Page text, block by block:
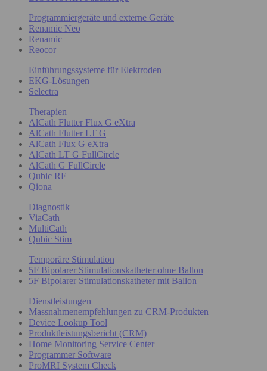
Programmiergeräte und externe Geräte
Renamic Neo
Renamic
Reocor
Einführungssysteme für Elektroden
EKG-Lösungen
Selectra
Therapien
AlCath Flutter Flux G eXtra
AlCath Flutter LT G
AlCath Flux G eXtra
AlCath LT G FullCircle
AlCath G FullCircle
Qubic RF
Qiona
Diagnostik
ViaCath
MultiCath
Qubic Stim
Temporäre Stimulation
5F Bipolarer Stimulationskatheter ohne Ballon
5F Bipolarer Stimulationskatheter mit Ballon
Dienstleistungen
Massnahmenempfehlungen zu CRM-Produkten
Device Lookup Tool
Produktleistungsbericht (CRM)
Home Monitoring Service Center
Programmer Software
ProMRI System Check